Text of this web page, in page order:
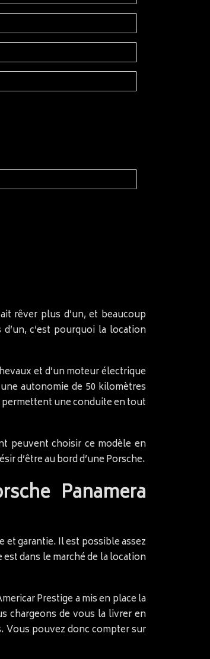
rêver plus d’un, et beaucoup
c’est pourquoi la location
et d’un moteur électrique
autonomie de 50 kilomètres
une conduite en tout
peuvent choisir ce modèle en
d’être au bord d’une Porsche.
Panamera
et garantie. Il est possible assez
dans le marché de la location
Prestige a mis en place la
chargeons de vous la livrer en
Vous pouvez donc compter sur